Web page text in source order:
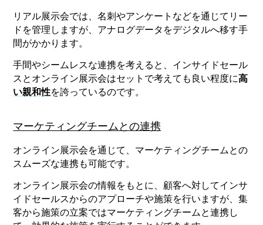
リアル展示会では、名刺やアンケートなどを通じてリー
ドを管理しますが、アナログデータをデジタルへ移す手
間がかかります。
手間やシームレスな連携を考えると、インサイドセール
スとオンライン展示会はセットで考えても良い程度に高
い親和性を誇っているのです。
マーケティングチームとの連携
オンライン展示会を通じて、マーケティングチームとの
スムーズな連携も可能です。
オンライン展示会の情報をもとに、顧客へ対してインサ
イドセールスからのアプローチや施策を行いますが、集
客から施策の立案ではマーケティングチームと連携し